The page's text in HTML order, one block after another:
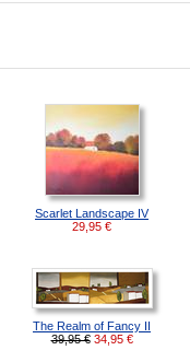
Scarlet Landscape IV
29,95 €
The Realm of Fancy II
39,95 € 34,95 €